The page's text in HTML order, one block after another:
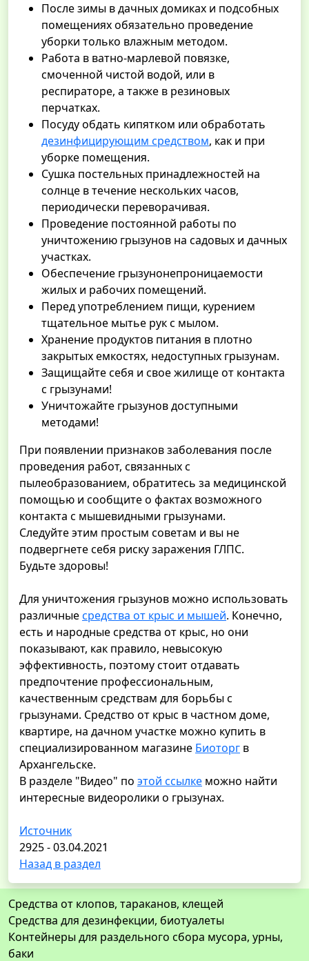
После зимы в дачных домиках и подсобных
помещениях обязательно проведение
уборки только влажным методом.
Работа в ватно-марлевой повязке,
смоченной чистой водой, или в
респираторе, а также в резиновых
перчатках.
Посуду обдать кипятком или обработать
дезинфицирующим средством, как и при
уборке помещения.
Сушка постельных принадлежностей на
солнце в течение нескольких часов,
периодически переворачивая.
Проведение постоянной работы по
уничтожению грызунов на садовых и дачных
участках.
Обеспечение грызунонепроницаемости
жилых и рабочих помещений.
Перед употреблением пищи, курением
тщательное мытье рук с мылом.
Хранение продуктов питания в плотно
закрытых емкостях, недоступных грызунам.
Защищайте себя и свое жилище от контакта
с грызунами!
Уничтожайте грызунов доступными
методами!
При появлении признаков заболевания после
проведения работ, связанных с
пылеобразованием, обратитесь за медицинской
помощью и сообщите о фактах возможного
контакта с мышевидными грызунами.
Следуйте этим простым советам и вы не
подвергнете себя риску заражения ГЛПС.
Будьте здоровы!
Для уничтожения грызунов можно использовать
различныесредства от крыс и мышей. Конечно,
есть и народные средства от крыс, но они
показывают, как правило, невысокую
эффективность, поэтому стоит отдавать
предпочтение профессиональным,
качественным средствам для борьбы с
грызунами. Средство от крыс в частном доме,
квартире, на дачном участке можно купить в
специализированном магазине Биоторг в
Архангельске.
В разделе "Видео" по этой ссылке можно найти
интересные видеоролики о грызунах.
Источник
2925 - 03.04.2021
Назад в раздел
Средства от клопов, тараканов, клещей
Средства для дезинфекции, биотуалеты
Контейнеры для раздельного сбора мусора, урны,
баки